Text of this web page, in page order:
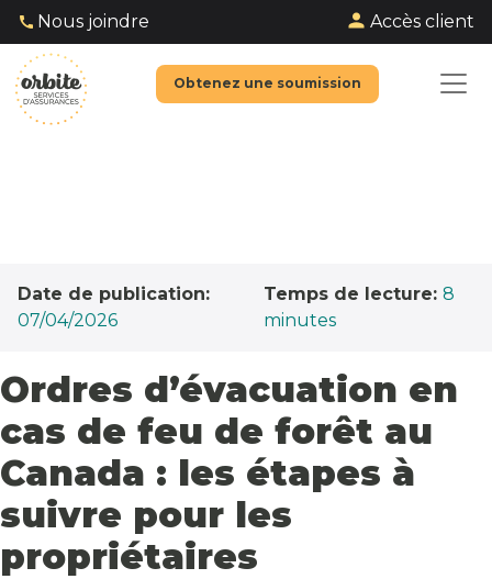
Nous joindre Accès client
Obtenez une soumission
Date de publication:
07/04/2026
Temps de lecture: 8
minutes
Ordres d’évacuation en
cas de feu de forêt au
Canada : les étapes à
suivre pour les
propriétaires